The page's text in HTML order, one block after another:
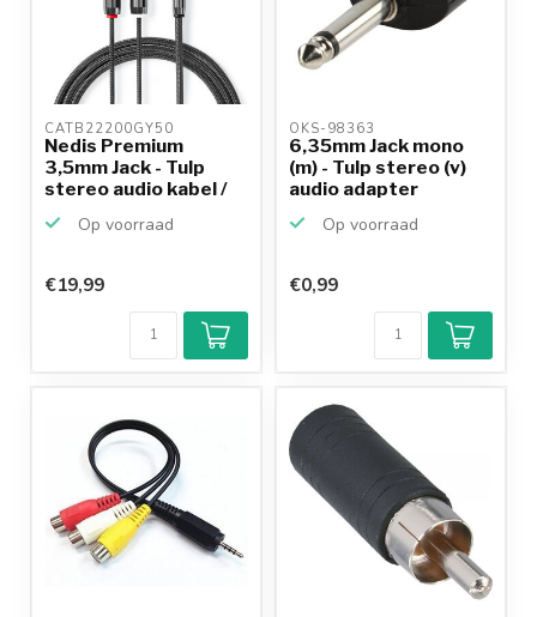
CATB22200GY50
Nedis Premium
3,5mm Jack - Tulp
stereo audio kabel /
Op voorraad
€19,99
OKS-98363
6,35mm Jack mono
(m) - Tulp stereo (v)
audio adapter
Op voorraad
€0,99